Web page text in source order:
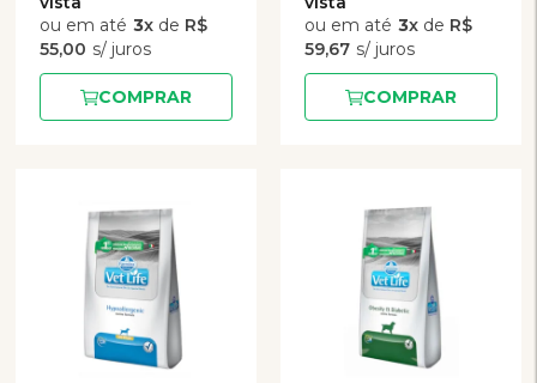
3x de R$
55,00
COMPRAR
3x de R$
59,67
COMPRAR